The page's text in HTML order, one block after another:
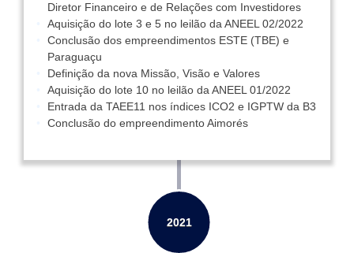
Diretor Financeiro e de Relações com Investidores
Aquisição do lote 3 e 5 no leilão da ANEEL 02/2022
Conclusão dos empreendimentos ESTE (TBE) e
Paraguaçu
Definição da nova Missão, Visão e Valores
Aquisição do lote 10 no leilão da ANEEL 01/2022
Entrada da TAEE11 nos índices ICO2 e IGPTW da B3
Conclusão do empreendimento Aimorés